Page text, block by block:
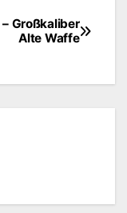
Großkaliber
Alte Waffe